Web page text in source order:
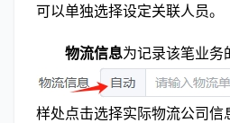
可以单独选择设定关联人员。
物流信息为记录该笔业务
样处点击选择实际物流公司信